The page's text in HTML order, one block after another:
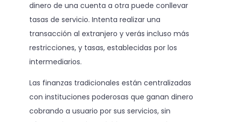
dinero de una cuenta a otra puede conllevar
tasas de servicio. Intenta realizar una
transacción al extranjero y verás incluso más
restricciones, y tasas, establecidas por los
intermediarios.
Las finanzas tradicionales están centralizadas
con instituciones poderosas que ganan dinero
cobrando a usuario por sus servicios, sin